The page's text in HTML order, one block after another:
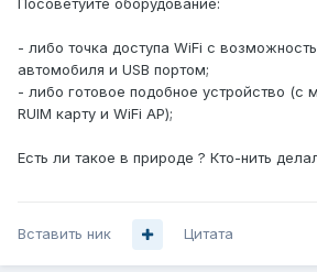
Посоветуйте оборудование:
- либо точка доступа WiFi с
автомобиля и USB портом;
- либо готовое подобное устройство
RUIM карту и WiFi AP);
Есть ли такое в природе ? Кто-нить
Вставить ник Цитата